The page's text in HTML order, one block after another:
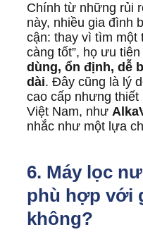
Chính từ những rủi
này, nhiều gia đình
cận: thay vì tìm một
càng tốt”, họ ưu tiên
dùng, ổn định, dễ
dài. Đây cũng là lý
cao cấp nhưng
Việt Nam, như
nhắc như một lựa
6. Máy lọc
phù hợp với
không?